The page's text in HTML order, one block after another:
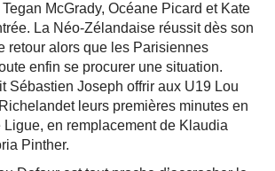
McGrady, Océane Picard et Kate
La Néo-Zélandaise réussit dès son
retour alors que les Parisiennes
enfin se procurer une situation.
Sébastien Joseph offrir aux U19 Lou
leurs premières minutes en
en remplacement de Klaudia
Pinther.